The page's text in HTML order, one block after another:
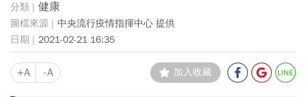
健康
中央流行疫情指揮中心 提供
2021-02-21 16:35
+A -A 加入收藏